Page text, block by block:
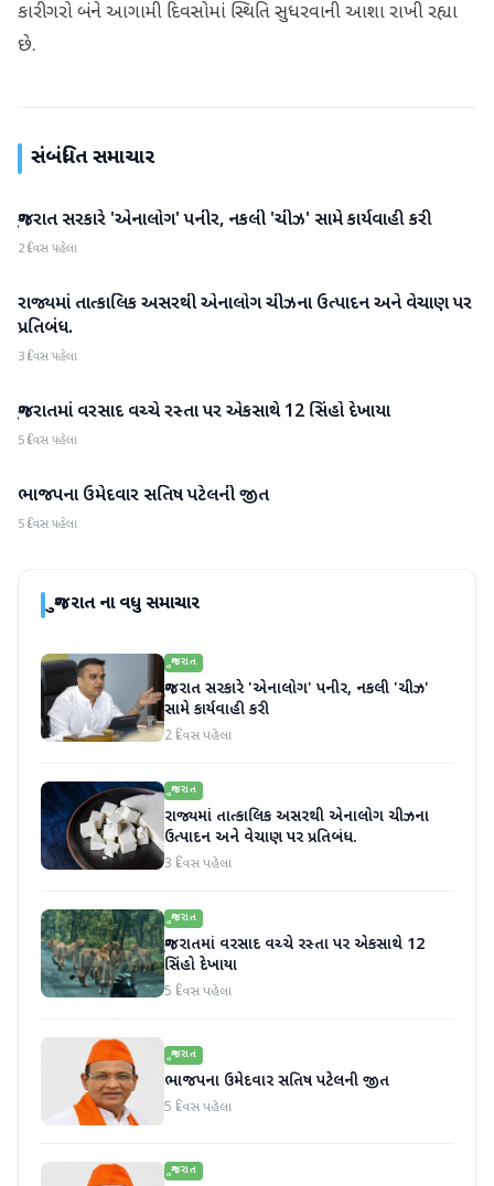
કારીગરો બંને આગામી દિવસોમાં સ્થિતિ સુધરવાની આશા રાખી રહ્યા
છે.
સંબંધિત સમાચાર
ગુજરાત ગુજરાત સરકારે 'એનાલોગ' પનીર, નકલી 'ચીઝ' સામે કાર્યવાહી કરી
2 દિવસ પહેલા
ગુજરાત
રાજ્યમાં તાત્કાલિક અસરથી એનાલોગ ચીઝના ઉત્પાદન અને વેચાણ પર
પ્રતિબંધ.
3 દિવસ પહેલા
ગુજરાત
ગુજરાતમાં વરસાદ વચ્ચે રસ્તા પર એકસાથે 12 સિંહો દેખાયા
5 દિવસ પહેલા
ગુજરાત
ભાજપના ઉમેદવાર સતિષ પટેલની જીત
5 દિવસ પહેલા
ગુજરાતના વધુ સમાચાર
ગુજરાત
ગુજરાત સરકારે 'એનાલોગ' પનીર, નકલી 'ચીઝ'
સામે કાર્યવાહી કરી
2 દિવસ પહેલા
ગુજરાત
રાજ્યમાં તાત્કાલિક અસરથી એનાલોગ ચીઝના
ઉત્પાદન અને વેચાણ પર પ્રતિબંધ.
3 દિવસ પહેલા
ગુજરાત
ગુજરાતમાં વરસાદ વચ્ચે રસ્તા પર એકસાથે 12
સિંહો દેખાયા
5 દિવસ પહેલા
ગુજરાત
ભાજપના ઉમેદવાર સતિષ પટેલની જીત
5 દિવસ પહેલા
ગુજરાત